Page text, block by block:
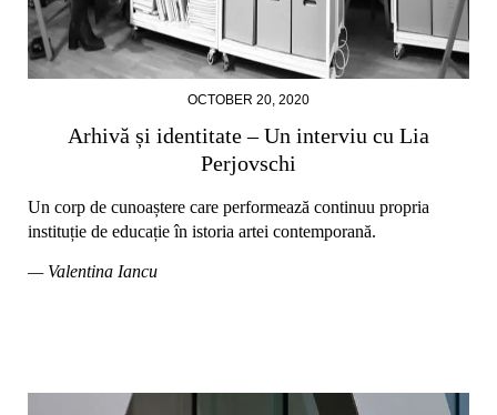
OCTOBER 20, 2020
Arhivă și identitate – Un interviu cu Lia
Perjovschi
Un corp de cunoaștere care performează continuu propria
instituție de educație în istoria artei contemporană.
— Valentina Iancu